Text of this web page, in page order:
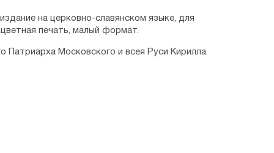
на церковно-славянском языке, для
печать, малый формат.
Патриарха Московского и всея Руси Кирилла.